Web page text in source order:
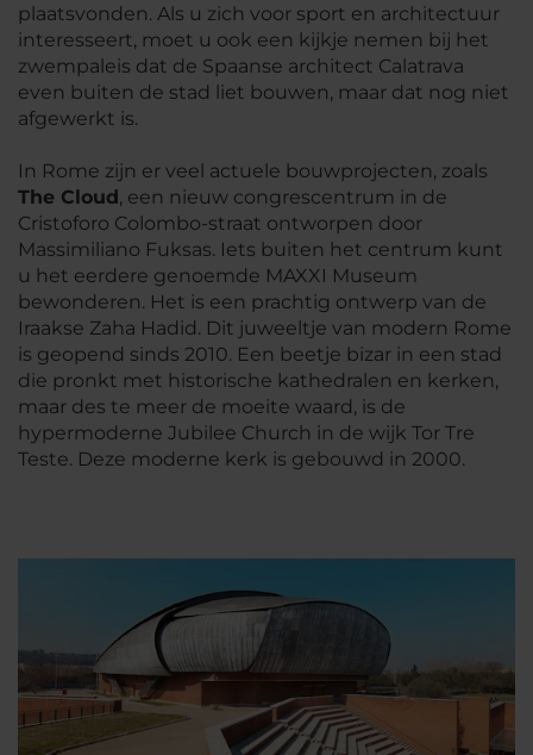
plaatsvonden. Als u zich voor sport en architectuur
interesseert, moet u ook een kijkje nemen bij het
zwempaleis dat de Spaanse architect Calatrava
even buiten de stad liet bouwen, maar dat nog niet
afgewerkt is.
In Rome zijn er veel actuele bouwprojecten, zoals
The Cloud, een nieuw congrescentrum in de
Cristoforo Colombo-straat ontworpen door
Massimiliano Fuksas. Iets buiten het centrum kunt
u het eerdere genoemde MAXXI Museum
bewonderen. Het is een prachtig ontwerp van de
Iraakse Zaha Hadid. Dit juweeltje van modern Rome
is geopend sinds 2010. Een beetje bizar in een stad
die pronkt met historische kathedralen en kerken,
maar des te meer de moeite waard, is de
hypermoderne Jubilee Church in de wijk Tor Tre
Teste. Deze moderne kerk is gebouwd in 2000.